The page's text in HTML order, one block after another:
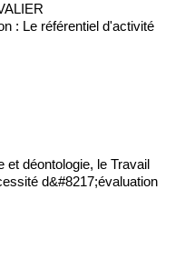
: Le référentiel d'activité
et déontologie, le Travail
d&#8217;évaluation